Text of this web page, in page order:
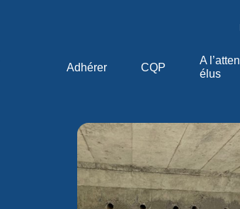
Adhérer CQP
A
élus